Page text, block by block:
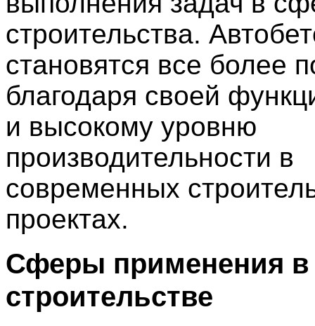
строительства.
становятся все более
благодаря своей
и высокому уровню
производительности в
современных
проектах.
Сферы применения в
строительстве